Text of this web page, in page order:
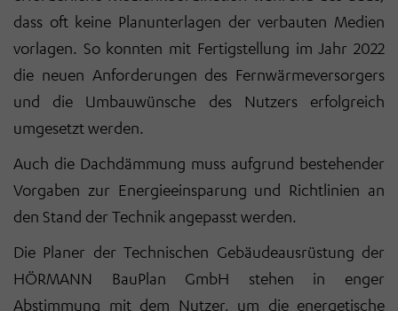
dass oft keine Planunterlagen der verbauten Medien
vorlagen. So konnten mit Fertigstellung im Jahr 2022
die neuen Anforderungen des Fernwärmeversorgers
und die Umbauwünsche des Nutzers erfolgreich
umgesetzt werden.
Auch die Dachdämmung muss aufgrund bestehender
Vorgaben zur Energieeinsparung und Richtlinien an
den Stand der Technik angepasst werden.
Die Planer der Technischen Gebäudeausrüstung der
HÖRMANN BauPlan GmbH stehen in enger
Abstimmung mit dem Nutzer, um die energetische